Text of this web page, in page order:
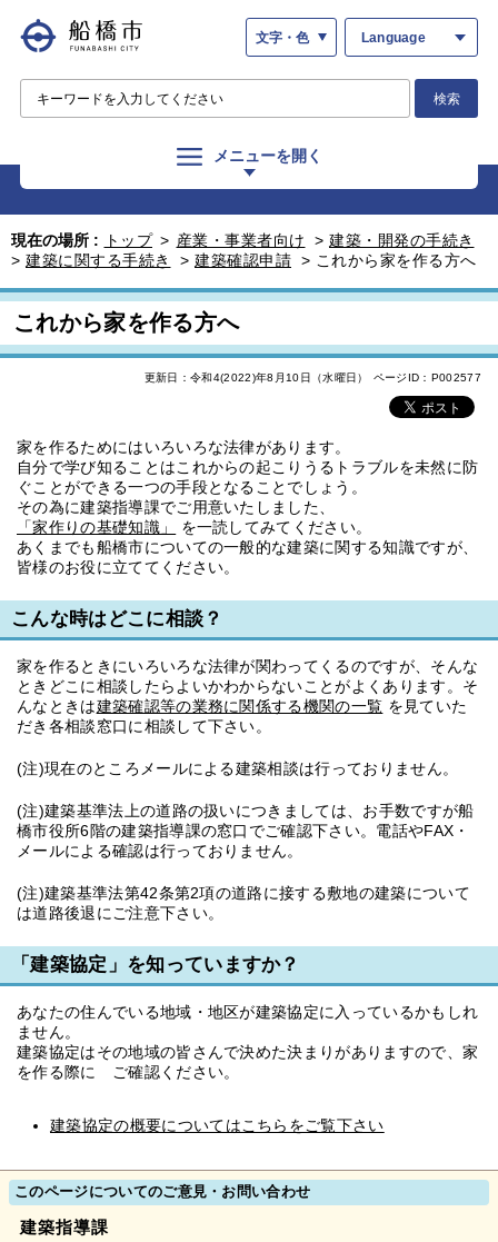
文字・色 Language
検索
メニューを開く
現在の場所 : トップ > 産業・事業者向け > 建築・開発の手続き
> 建築に関する手続き > 建築確認申請 > これから家を作る方へ
これから家を作る方へ
更新日：令和4(2022)年8月10日（水曜日） ページID：P002577
家を作るためにはいろいろな法律があります。
自分で学び知ることはこれからの起こりうるトラブルを未然に防
ぐことができる一つの手段となることでしょう。
その為に建築指導課でご用意いたしました、
「家作りの基礎知識」
を一読してみてください。
あくまでも船橋市についての一般的な建築に関する知識ですが、
皆様のお役に立ててください。
こんな時はどこに相談？
家を作るときにいろいろな法律が関わってくるのですが、そんな
ときどこに相談したらよいかわからないことがよくあります。そ
んなときは建築確認等の業務に関係する機関の一覧 を見ていた
だき各相談窓口に相談して下さい。
(注)現在のところメールによる建築相談は行っておりません。
(注)建築基準法上の道路の扱いにつきましては、お手数ですが船
橋市役所6階の建築指導課の窓口でご確認下さい。電話やFAX・
メールによる確認は行っておりません。
(注)建築基準法第42条第2項の道路に接する敷地の建築について
は道路後退にご注意下さい。
「建築協定」を知っていますか？
あなたの住んでいる地域・地区が建築協定に入っているかもしれ
ません。
建築協定はその地域の皆さんで決めた決まりがありますので、家
を作る際に ご確認ください。
建築協定の概要についてはこちらをご覧下さい
このページについてのご意見・お問い合わせ
建築指導課